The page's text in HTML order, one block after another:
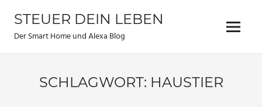
Inhalt
springen
STEUER DEIN LEBEN
Der Smart Home und Alexa Blog Menu
SCHLAGWORT: HAUSTIER